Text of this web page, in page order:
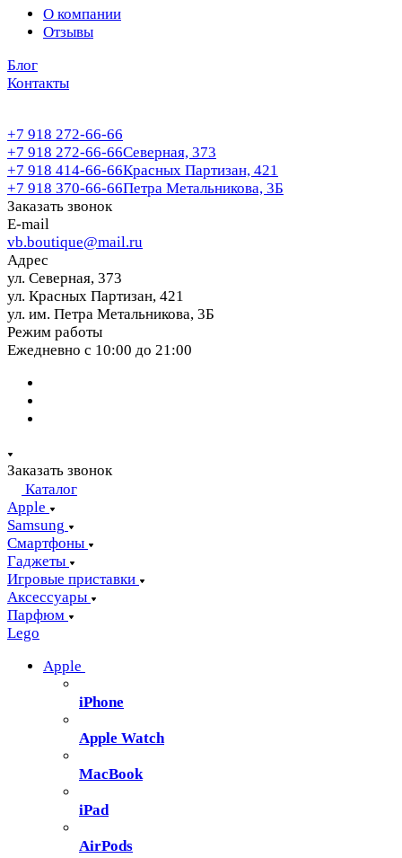
О компании
Отзывы
Блог
Контакты
+7 918 272-66-66
+7 918 272-66-66Северная, 373
+7 918 414-66-66Красных Партизан, 421
+7 918 370-66-66Петра Метальникова, 3Б
Заказать звонок
E-mail
vb.boutique@mail.ru
Адрес
ул. Северная, 373
ул. Красных Партизан, 421
ул. им. Петра Метальникова, 3Б
Режим работы
Ежедневно с 10:00 до 21:00
Заказать звонок
Каталог
Apple
Samsung
Смартфоны
Гаджеты
Игровые приставки
Аксессуары
Парфюм
Lego
Apple
iPhone
Apple Watch
MacBook
iPad
AirPods